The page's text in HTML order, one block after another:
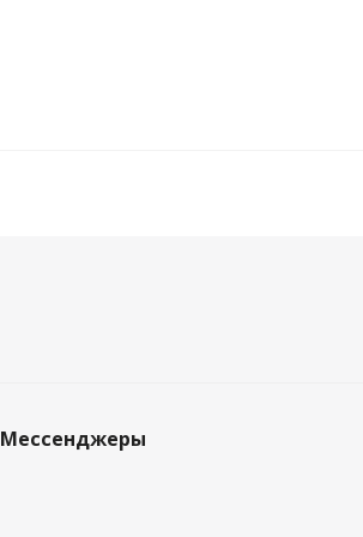
Мессенджеры